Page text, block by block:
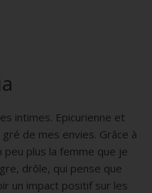
intimes. Epicurienne et
de mes envies. Grâce à
plus la femme que je
drôle, qui pense que
un impact positif sur les